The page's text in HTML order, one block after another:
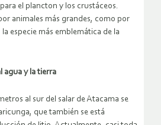
el plancton y los crustáceos.
animales más grandes, como por
especie más emblemática de la
agua y la tierra
al sur del salar de Atacama se
que también se está